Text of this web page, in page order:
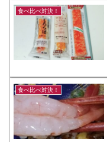
食べ比べ対決！
食べ比べ対決！